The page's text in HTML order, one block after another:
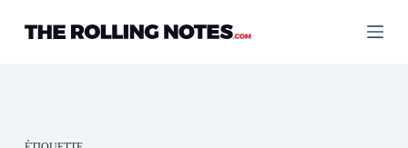
contenu